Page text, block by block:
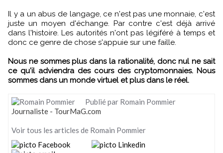
Il y a un abus de langage, ce n'est pas une monnaie, c'est
juste un moyen d'échange. Par contre c'est déjà arrivé
dans l'histoire. Les autorités n'ont pas légiféré à temps et
donc ce genre de chose s'appuie sur une faille.
Nous ne sommes plus dans la rationalité, donc nul ne sait
ce qu'il adviendra des cours des cryptomonnaies. Nous
sommes dans un monde virtuel et plus dans le réel.
Publié par Romain Pommier
Journaliste - TourMaG.com
Voir tous les articles de Romain Pommier